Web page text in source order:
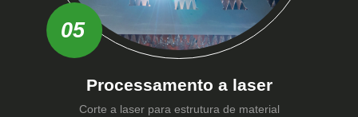
05
Processamento a laser
Corte a laser para estrutura de material